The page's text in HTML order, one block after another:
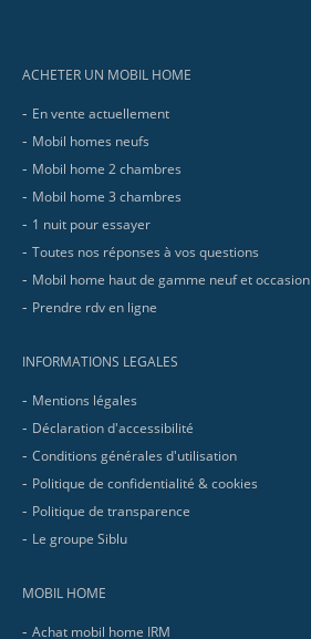
ACHETER UN MOBIL HOME
En vente actuellement
Mobil homes neufs
Mobil home 2 chambres
Mobil home 3 chambres
1 nuit pour essayer
Toutes nos réponses à vos questions
Mobil home haut de gamme neuf et occasion
Prendre rdv en ligne
INFORMATIONS LEGALES
Mentions légales
Déclaration d'accessibilité
Conditions générales d'utilisation
Politique de confidentialité & cookies
Politique de transparence
Le groupe Siblu
MOBIL HOME
Achat mobil home IRM